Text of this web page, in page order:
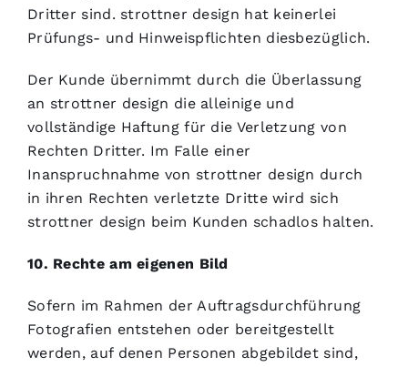
Dritter sind. strottner design hat keinerlei
Prüfungs- und Hinweispflichten diesbezüglich.
Der Kunde übernimmt durch die Überlassung
an strottner design die alleinige und
vollständige Haftung für die Verletzung von
Rechten Dritter. Im Falle einer
Inanspruchnahme von strottner design durch
in ihren Rechten verletzte Dritte wird sich
strottner design beim Kunden schadlos halten.
10. Rechte am eigenen Bild
Sofern im Rahmen der Auftragsdurchführung
Fotografien entstehen oder bereitgestellt
werden, auf denen Personen abgebildet sind,